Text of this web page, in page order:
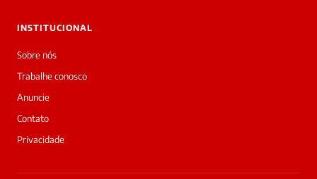
Kleber
Marques
acabou
de
cobrir
matéria
—
galera
INSTITUCIONAL
Sobre nós
Trabalhe conosco
Anuncie
Contato
Privacidade